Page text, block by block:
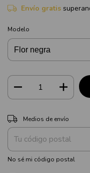
Envío gratis
Modelo
Entregas para el CP:
Medios de envío
No sé mi código postal